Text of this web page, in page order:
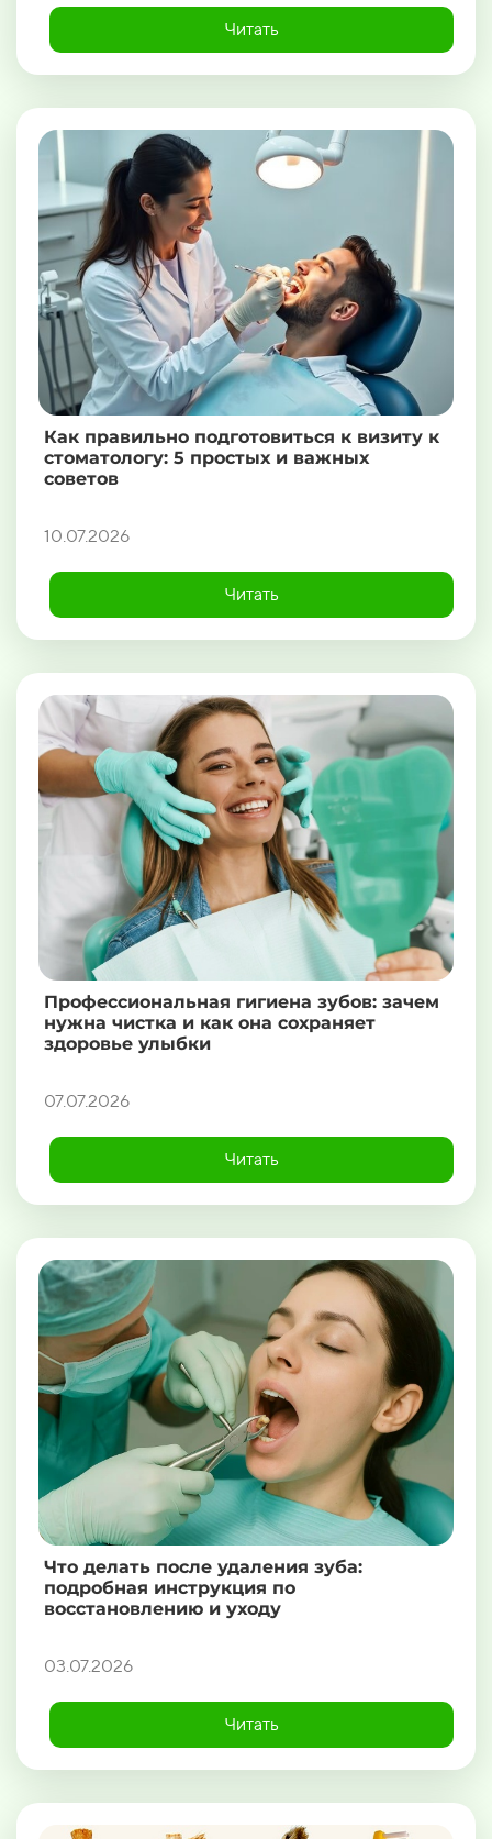
Читать
Как правильно подготовиться к визиту к
стоматологу: 5 простых и важных
советов
10.07.2026
Читать
Профессиональная гигиена зубов: зачем
нужна чистка и как она сохраняет
здоровье улыбки
07.07.2026
Читать
Что делать после удаления зуба:
подробная инструкция по
восстановлению и уходу
03.07.2026
Читать